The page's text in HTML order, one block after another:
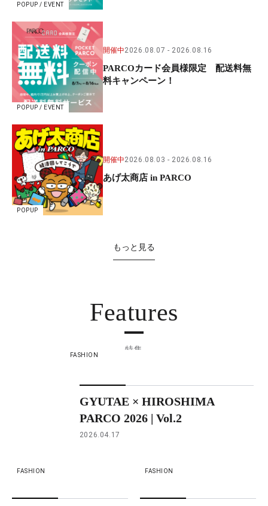
POPUP / EVENT
POPUP / EVENT
開催中2026.08.07 2026.08.16
PARCOカード会員様限定 配送料無
料キャンペーン！
POPUP
開催中2026.08.03 2026.08.16
あげ太商店 in PARCO
もっと見る
Features
特集
FASHION
GYUTAE × HIROSHIMA
PARCO 2026 | Vol.2
2026.04.17
FASHION FASHION